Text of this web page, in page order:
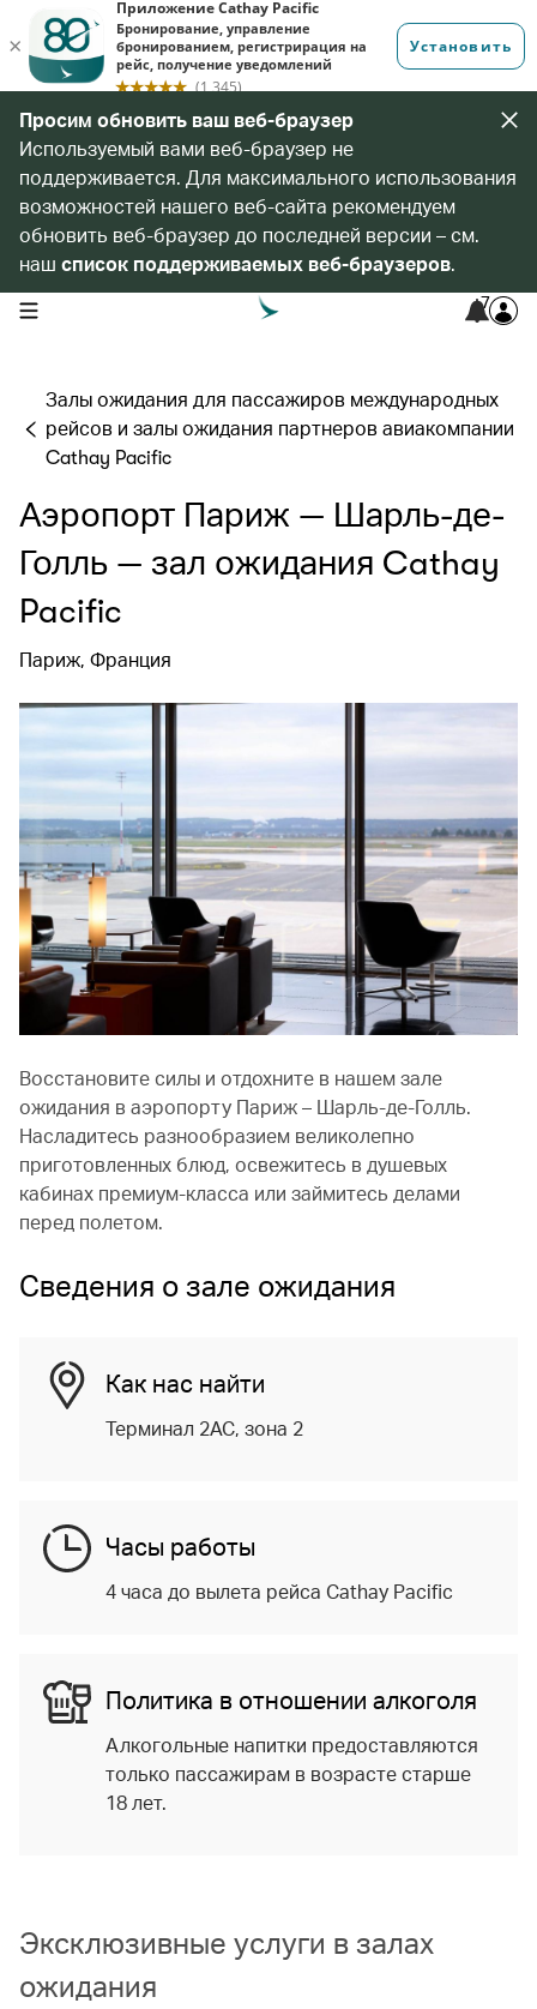
Просим обновить ваш веб-браузер
Используемый вами веб-браузер не
поддерживается. Для максимального использования
возможностей нашего веб-сайта рекомендуем
обновить веб-браузер до последней версии – см.
наш список поддерживаемых веб-браузеров.
open navigation menu 7
Залы ожидания для пассажиров международных
рейсов и залы ожидания партнеров авиакомпании
Cathay Pacific
Аэропорт Париж — Шарль-де-
Голль — зал ожидания Cathay
Pacific
Париж, Франция
Восстановите силы и отдохните в нашем зале
ожидания в аэропорту Париж – Шарль-де-Голль.
Насладитесь разнообразием великолепно
приготовленных блюд, освежитесь в душевых
кабинах премиум-класса или займитесь делами
перед полетом.
Сведения о зале ожидания
Как нас найти
Терминал 2АС, зона 2
Часы работы
4 часа до вылета рейса Cathay Pacific
Политика в отношении алкоголя
Алкогольные напитки предоставляются
только пассажирам в возрасте старше
18 лет.
Эксклюзивные услуги в залах
ожидания